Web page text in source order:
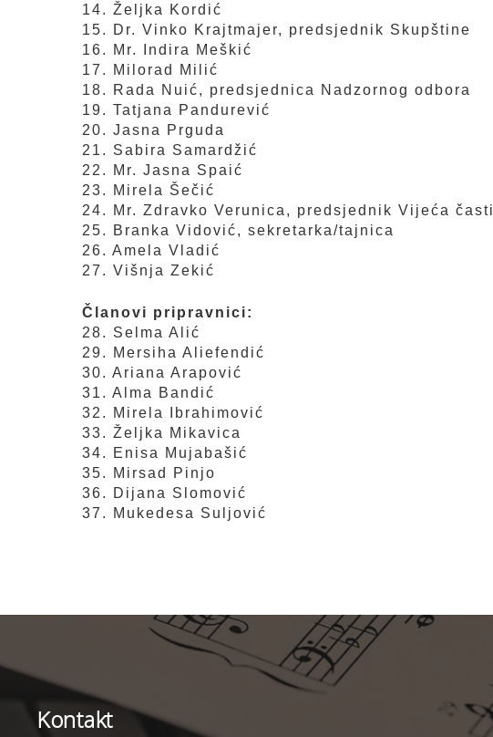
14. Željka Kordić
15. Dr. Vinko Krajtmajer, predsjednik Skupštine
16. Mr. Indira Meškić
17. Milorad Milić
18. Rada Nuić, predsjednica Nadzornog odbora
19. Tatjana Pandurević
20. Jasna Prguda
21. Sabira Samardžić
22. Mr. Jasna Spaić
23. Mirela Šečić
24. Mr. Zdravko Verunica, predsjednik Vijeća časti
25. Branka Vidović, sekretarka/tajnica
26. Amela Vladić
27. Višnja Zekić
Članovi pripravnici:
28. Selma Alić
29. Mersiha Aliefendić
30. Ariana Arapović
31. Alma Bandić
32. Mirela Ibrahimović
33. Željka Mikavica
34. Enisa Mujabašić
35. Mirsad Pinjo
36. Dijana Slomović
37. Mukedesa Suljović
Kontakt